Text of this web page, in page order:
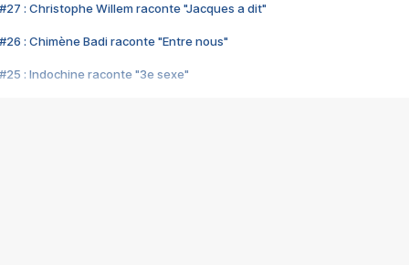
#27 : Christophe Willem raconte "Jacques a dit"
#26 : Chimène Badi raconte "Entre nous"
#25 : Indochine raconte "3e sexe"